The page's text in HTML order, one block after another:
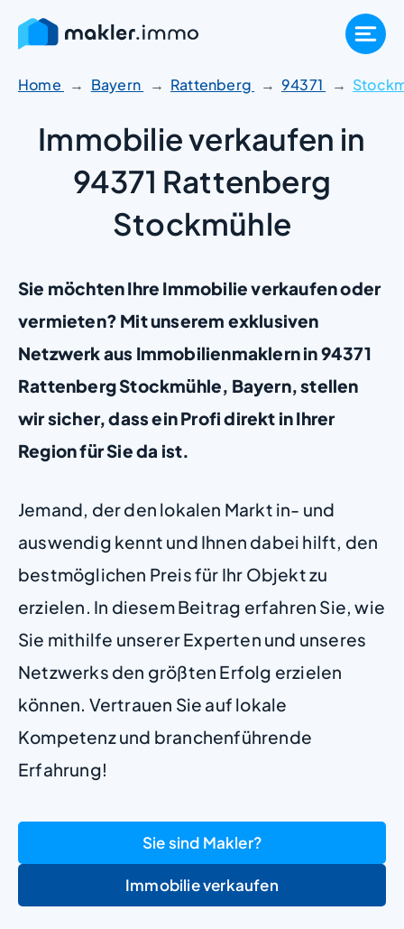
Zum
Inhalt
springen
Home Bayern Rattenberg 94371
Immobilie verkaufen in
94371 Rattenberg
Stockmühle
Sie möchten Ihre Immobilie verkaufen oder
vermieten? Mit unserem exklusiven
Netzwerk aus Immobilienmaklern in 94371
Rattenberg Stockmühle, Bayern, stellen
wir sicher, dass ein Profi direkt in Ihrer
Region für Sie da ist.
Jemand, der den lokalen Markt in- und
auswendig kennt und Ihnen dabei hilft, den
bestmöglichen Preis für Ihr Objekt zu
erzielen. In diesem Beitrag erfahren Sie, wie
Sie mithilfe unserer Experten und unseres
Netzwerks den größten Erfolg erzielen
können. Vertrauen Sie auf lokale
Kompetenz und branchenführende
Erfahrung!
Sie sind Makler?
Immobilie verkaufen